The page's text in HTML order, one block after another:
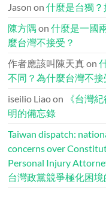
Jason on什麼是台獨
陳方隅 on什麼是一國
麼台灣不接受？
作者應該叫陳天真 on
不同？為什麼台灣不接
iseilio Liaoon
《台灣
明的備忘錄
Taiwan dispatch:
concerns over
Personal Injury
台灣政黨競爭極化困境